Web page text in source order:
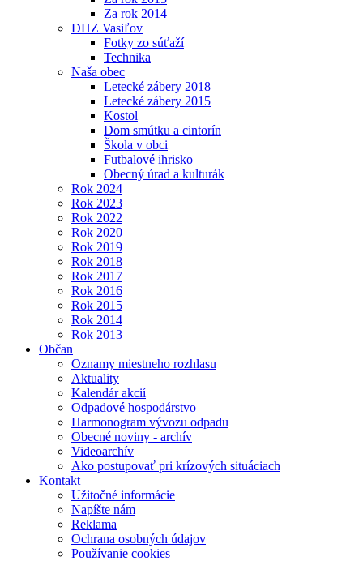
Za rok 2014
DHZ Vasiľov
Fotky zo súťaží
Technika
Naša obec
Letecké zábery 2018
Letecké zábery 2015
Kostol
Dom smútku a cintorín
Škola v obci
Futbalové ihrisko
Obecný úrad a kulturák
Rok 2024
Rok 2023
Rok 2022
Rok 2020
Rok 2019
Rok 2018
Rok 2017
Rok 2016
Rok 2015
Rok 2014
Rok 2013
Občan
Oznamy miestneho rozhlasu
Aktuality
Kalendár akcií
Odpadové hospodárstvo
Harmonogram vývozu odpadu
Obecné noviny - archív
Videoarchív
Ako postupovať pri krízových situáciach
Kontakt
Užitočné informácie
Napíšte nám
Reklama
Ochrana osobných údajov
Používanie cookies